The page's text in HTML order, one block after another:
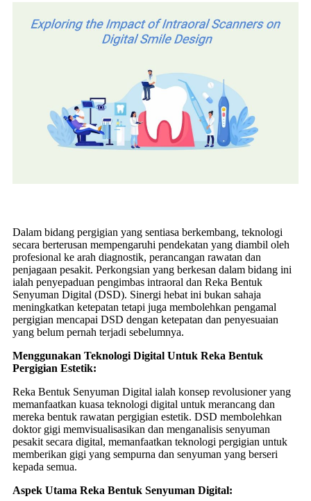
Dalam bidang pergigian yang sentiasa berkembang, teknologi
secara berterusan mempengaruhi pendekatan yang diambil oleh
profesional ke arah diagnostik, perancangan rawatan dan
penjagaan pesakit. Perkongsian yang berkesan dalam bidang ini
ialah penyepaduan pengimbas intraoral dan Reka Bentuk
Senyuman Digital (DSD). Sinergi hebat ini bukan sahaja
meningkatkan ketepatan tetapi juga membolehkan pengamal
pergigian mencapai DSD dengan ketepatan dan penyesuaian
yang belum pernah terjadi sebelumnya.
Menggunakan Teknologi Digital Untuk Reka Bentuk
Pergigian Estetik:
Reka Bentuk Senyuman Digital ialah konsep revolusioner yang
memanfaatkan kuasa teknologi digital untuk merancang dan
mereka bentuk rawatan pergigian estetik. DSD membolehkan
doktor gigi memvisualisasikan dan menganalisis senyuman
pesakit secara digital, memanfaatkan teknologi pergigian untuk
memberikan gigi yang sempurna dan senyuman yang berseri
kepada semua.
Aspek Utama Reka Bentuk Senyuman Digital: